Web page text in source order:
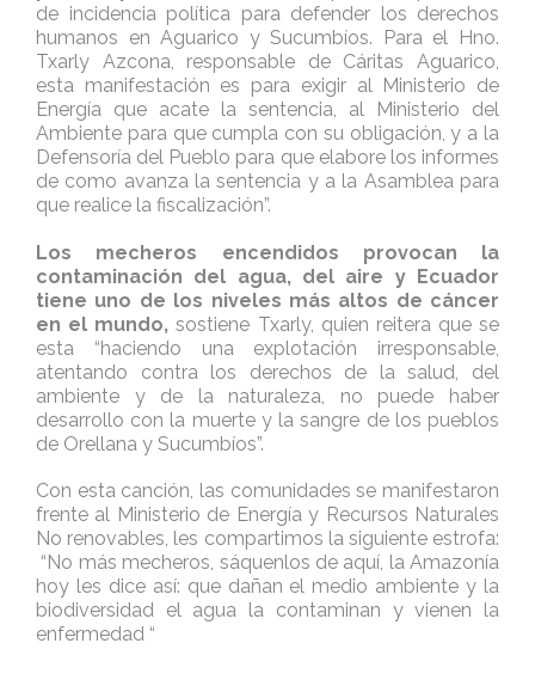
de incidencia política para defender los derechos
humanos en Aguarico y Sucumbíos. Para el Hno.
Txarly Azcona, responsable de Cáritas Aguarico,
esta manifestación es para exigir al Ministerio de
Energía que acate la sentencia, al Ministerio del
Ambiente para que cumpla con su obligación, y a la
Defensoría del Pueblo para que elabore los informes
de como avanza la sentencia y a la Asamblea para
que realice la fiscalización”.
Los mecheros encendidos provocan la
contaminación del agua, del aire y Ecuador
tiene uno de los niveles más altos de cáncer
en el mundo, sostiene Txarly, quien reitera que se
esta “haciendo una explotación irresponsable,
atentando contra los derechos de la salud, del
ambiente y de la naturaleza, no puede haber
desarrollo con la muerte y la sangre de los pueblos
de Orellana y Sucumbíos”.
Con esta canción, las comunidades se manifestaron
frente al Ministerio de Energía y Recursos Naturales
No renovables, les compartimos la siguiente estrofa:
“No más mecheros, sáquenlos de aquí, la Amazonía
hoy les dice así: que dañan el medio ambiente y la
biodiversidad el agua la contaminan y vienen la
enfermedad “